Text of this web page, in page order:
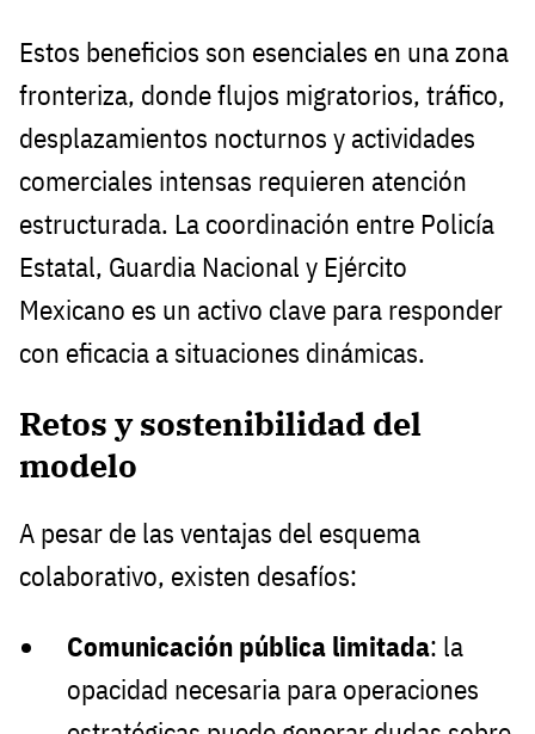
Estos beneficios son esenciales en una zona
fronteriza, donde flujos migratorios, tráfico,
desplazamientos nocturnos y actividades
comerciales intensas requieren atención
estructurada. La coordinación entre Policía
Estatal, Guardia Nacional y Ejército
Mexicano es un activo clave para responder
con eficacia a situaciones dinámicas.
Retos y sostenibilidad del
modelo
A pesar de las ventajas del esquema
colaborativo, existen desafíos:
Comunicación pública limitada: la
opacidad necesaria para operaciones